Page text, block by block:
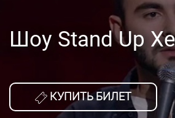
Шоу Stand Up
КУПИТЬ БИЛЕТ